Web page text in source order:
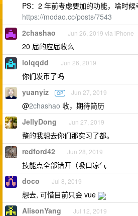
PS：2 年前考虑要加的功能，啥时候
https://modao.cc/posts/7543
2chashao Jun 26, 2019 via iPhone
20 届的应届收么
lolqqdd Jun 26, 2019
你们发币了吗
yuanyiz OP Jun 27, 2019
@2chashao 收，期待简历
JellyDong Jun 27, 2019
整的我想去你们那实习了都。
redford42 Jun 28, 2019
技能点全部错开（吸口凉气
doco Jul 8, 2019
想去, 可惜目前只会 vue
AlisonYang Jul 12, 2019